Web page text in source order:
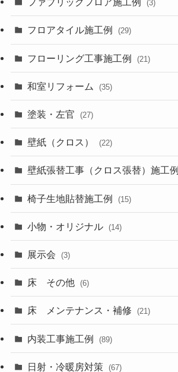
(3)
フロアタイル施工例 (29)
フローリング工事施工例 (21)
和室リフォーム (35)
塗装・左官 (27)
壁紙（クロス） (22)
壁紙張替工事（クロス張替）施工例
椅子生地貼替施工例 (15)
小物・オリジナル (14)
展示会 (3)
床 その他 (6)
床 メンテナンス・補修 (21)
内装工事施工例 (89)
日射・冷暖房対策 (67)